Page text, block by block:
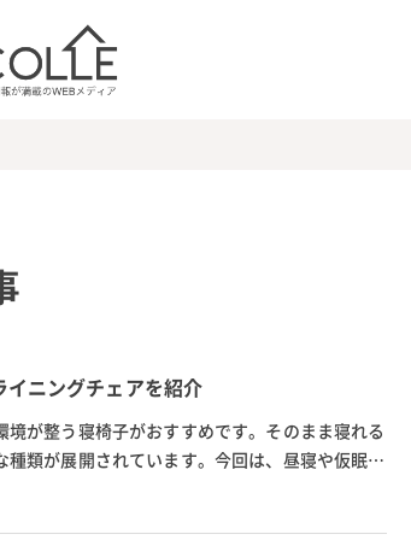
ニングチェアを紹介
が整う寝椅子がおすすめです。そのまま寝れる
類が展開されています。今回は、昼寝や仮眠に